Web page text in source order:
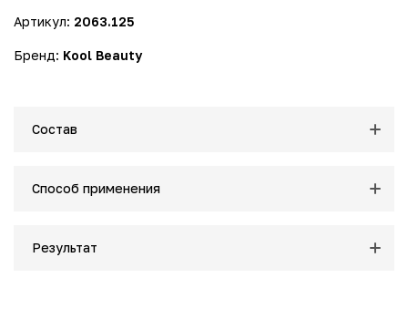
мгновенно освежает взгляд.
• Сыворотка-бустер 8 витаминов, 30 мл – сыворотка с
экстрактом апельсина, комплексом 8 витаминов,
• Увлажняющий крем для сияния кожи с гиалуроновой
выравнивает тон и придаёт сияние. Не использовать
Эффект:
Артикул: 2063.125
Бренд: Kool Beauty
Состав
Способ применения
Результат